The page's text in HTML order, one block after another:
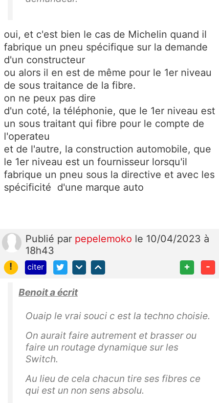
oui, et c'est bien le cas de Michelin quand il
fabrique un pneu spécifique sur la demande
d'un constructeur
ou alors il en est de même pour le 1er niveau
de sous traitance de la fibre.
on ne peux pas dire
d'un coté, la téléphonie, que le 1er niveau est
un sous traitant qui fibre pour le compte de
l'operateu
et de l'autre, la construction automobile, que
le 1er niveau est un fournisseur lorsqu'il
fabrique un pneu sous la directive et avec les
spécificité d'une marque auto
Publié par pepelemoko le 10/04/2023 à
18h43
!
citer + -
Benoit a écrit
Ouaip le vrai souci c est la techno choisie.
On aurait faire autrement et brasser ou
faire un routage dynamique sur les
Switch.
Au lieu de cela chacun tire ses fibres ce
qui est un non sens absolu.